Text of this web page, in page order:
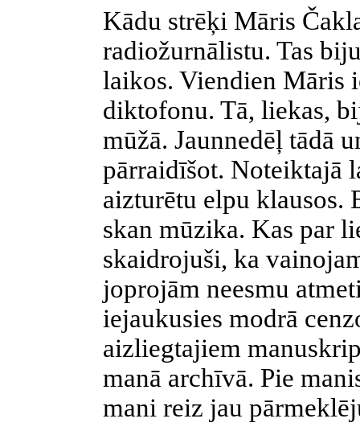
Kādu strēķi Māris
radiožurnālistu. Tas
laikos. Viendien Māris
diktofonu. Tā, liekas,
mūžā. Jaunnedēļ tādā
pārraidīšot. Noteiktajā
aizturētu elpu klausos.
skan mūzika. Kas par
skaidrojuši, ka
joprojām neesmu
iejaukusies modrā
aizliegtajiem
manā archīvā. Pie
mani reiz jau